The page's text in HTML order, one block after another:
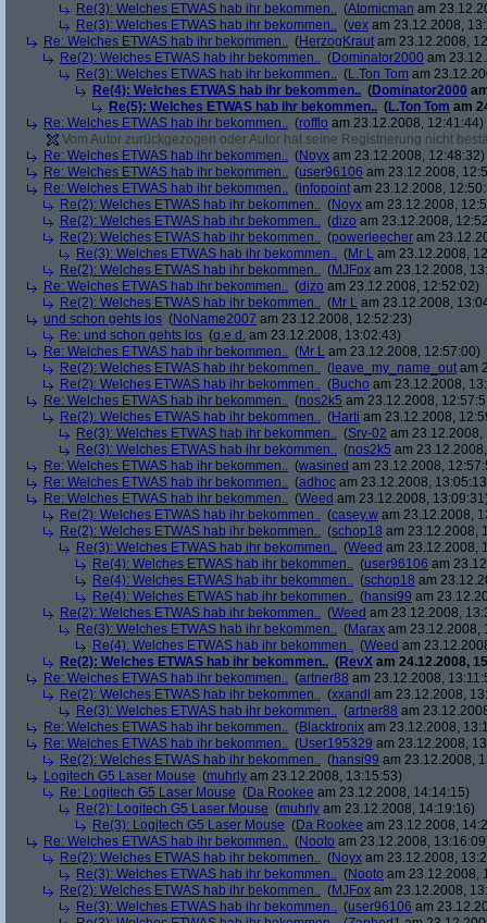
Re(3): Welches ETWAS hab ihr bekommen.. (Atomicman am
Re(3): Welches ETWAS hab ihr bekommen.. (vex am 23.12.2008,
Re: Welches ETWAS hab ihr bekommen.. (HerzogKraut am 23.12.2008,
Re(2): Welches ETWAS hab ihr bekommen.. (Dominator2000 am
Re(3): Welches ETWAS hab ihr bekommen.. (L.Ton Tom am
Re(4): Welches ETWAS hab ihr bekommen.. (Dominator2000
Re(5): Welches ETWAS hab ihr bekommen.. (L.Ton Tom am
Re: Welches ETWAS hab ihr bekommen.. (rofflo am 23.12.2008, 12:41:44)
Vom Autor zurückgezogen oder Autor hat seine Registrierung nicht
Re: Welches ETWAS hab ihr bekommen.. (Noyx am 23.12.2008, 12:48:32)
Re: Welches ETWAS hab ihr bekommen.. (user96106 am 23.12.2008,
Re: Welches ETWAS hab ihr bekommen.. (infopoint am 23.12.2008,
Re(2): Welches ETWAS hab ihr bekommen.. (Noyx am 23.12.2008,
Re(2): Welches ETWAS hab ihr bekommen.. (dizo am 23.12.2008,
Re(2): Welches ETWAS hab ihr bekommen.. (powerleecher am
Re(3): Welches ETWAS hab ihr bekommen.. (Mr L am 23.12.2008,
Re(2): Welches ETWAS hab ihr bekommen.. (MJFox am 23.12.2008,
Re: Welches ETWAS hab ihr bekommen.. (dizo am 23.12.2008, 12:52:02)
Re(2): Welches ETWAS hab ihr bekommen.. (Mr L am 23.12.2008,
und schon gehts los (NoName2007 am 23.12.2008, 12:52:23)
Re: und schon gehts los (q.e.d. am 23.12.2008, 13:02:43)
Re: Welches ETWAS hab ihr bekommen.. (Mr L am 23.12.2008, 12:57:00)
Re(2): Welches ETWAS hab ihr bekommen.. ( leave_my_name_out am
Re(2): Welches ETWAS hab ihr bekommen.. (Bucho am 23.12.2008,
Re: Welches ETWAS hab ihr bekommen.. (nos2k5 am 23.12.2008,
Re(2): Welches ETWAS hab ihr bekommen.. (Harti am 23.12.2008,
Re(3): Welches ETWAS hab ihr bekommen.. (Srv-02 am 23.12.2008,
Re(3): Welches ETWAS hab ihr bekommen.. (nos2k5 am
Re: Welches ETWAS hab ihr bekommen.. (wasined am 23.12.2008,
Re: Welches ETWAS hab ihr bekommen.. (adhoc am 23.12.2008,
Re: Welches ETWAS hab ihr bekommen.. (Weed am 23.12.2008,
Re(2): Welches ETWAS hab ihr bekommen.. (casey.w am 23.12.2008,
Re(2): Welches ETWAS hab ihr bekommen.. (schop18 am 23.12.2008,
Re(3): Welches ETWAS hab ihr bekommen.. (Weed am 23.12.2008,
Re(4): Welches ETWAS hab ihr bekommen.. (user96106 am
Re(4): Welches ETWAS hab ihr bekommen.. (schop18 am
Re(4): Welches ETWAS hab ihr bekommen.. (hansi99 am
Re(2): Welches ETWAS hab ihr bekommen.. (Weed am 23.12.2008,
Re(3): Welches ETWAS hab ihr bekommen.. (Marax am 23.12.2008,
Re(4): Welches ETWAS hab ihr bekommen.. (Weed am
Re(2): Welches ETWAS hab ihr bekommen.. (RevX am 24.12.2008,
Re: Welches ETWAS hab ihr bekommen.. (artner88 am 23.12.2008,
Re(2): Welches ETWAS hab ihr bekommen.. (xxandl am 23.12.2008,
Re(3): Welches ETWAS hab ihr bekommen.. (artner88 am
Re: Welches ETWAS hab ihr bekommen.. (Blacktronix am 23.12.2008,
Re: Welches ETWAS hab ihr bekommen.. (User195329 am 23.12.2008,
Re(2): Welches ETWAS hab ihr bekommen.. (hansi99 am 23.12.2008,
Logitech G5 Laser Mouse (muhrly am 23.12.2008, 13:15:53)
Re: Logitech G5 Laser Mouse (Da Rookee am 23.12.2008, 14:14:15)
Re(2): Logitech G5 Laser Mouse (muhrly am 23.12.2008, 14:19:16)
Re(3): Logitech G5 Laser Mouse (Da Rookee am 23.12.2008,
Re: Welches ETWAS hab ihr bekommen.. (Nooto am 23.12.2008,
Re(2): Welches ETWAS hab ihr bekommen.. (Noyx am 23.12.2008,
Re(3): Welches ETWAS hab ihr bekommen.. (Nooto am 23.12.2008,
Re(2): Welches ETWAS hab ihr bekommen.. (MJFox am 23.12.2008,
Re(3): Welches ETWAS hab ihr bekommen.. (user96106 am